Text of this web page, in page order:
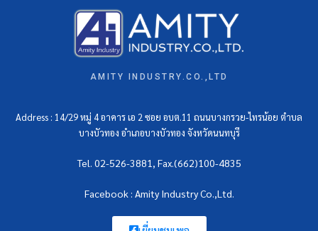
AMITY INDUSTRY.CO.,LTD
Address : 14/29 หมู่ 4 อาคาร เอ 2 ซอย อบต.11 ถนนบางกรวย-ไทรน้อย ตำบล
บางบัวทอง อำเภอบางบัวทอง จังหวัดนนทบุรี
Tel. 02-526-3881, Fax.(662)100-4835
Facebook : Amity Industry Co.,Ltd.